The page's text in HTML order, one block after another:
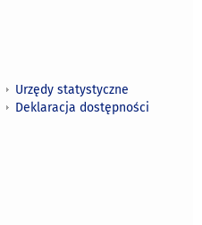
Urzędy statystyczne
Deklaracja dostępności